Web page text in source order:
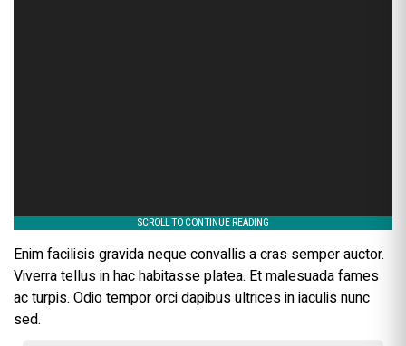
Enim facilisis gravida neque convallis a cras semper auctor.
Viverra tellus in hac habitasse platea. Et malesuada fames
ac turpis. Odio tempor orci dapibus ultrices in iaculis nunc
sed.